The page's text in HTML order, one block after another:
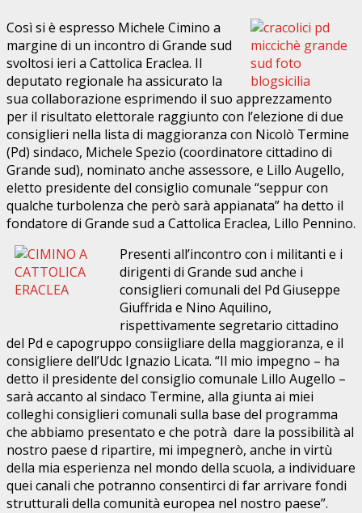
Così si è espresso Michele Cimino a
margine di un incontro di Grande sud
svoltosi ieri a Cattolica Eraclea. Il
deputato regionale ha assicurato la
sua collaborazione esprimendo il suo apprezzamento
per il risultato elettorale raggiunto con l’elezione di due
consiglieri nella lista di maggioranza con Nicolò Termine
(Pd) sindaco, Michele Spezio (coordinatore cittadino di
Grande sud), nominato anche assessore, e Lillo Augello,
eletto presidente del consiglio comunale “seppur con
qualche turbolenza che però sarà appianata” ha detto il
fondatore di Grande sud a Cattolica Eraclea, Lillo Pennino.
Presenti all’incontro con i militanti e i
dirigenti di Grande sud anche i
consiglieri comunali del Pd Giuseppe
Giuffrida e Nino Aquilino,
rispettivamente segretario cittadino
del Pd e capogruppo consiigliare della maggioranza, e il
consigliere dell’Udc Ignazio Licata. “Il mio impegno – ha
detto il presidente del consiglio comunale Lillo Augello –
sarà accanto al sindaco Termine, alla giunta ai miei
colleghi consiglieri comunali sulla base del programma
che abbiamo presentato e che potrà dare la possibilità al
nostro paese d ripartire, mi impegnerò, anche in virtù
della mia esperienza nel mondo della scuola, a individuare
quei canali che potranno consentirci di far arrivare fondi
strutturali della comunità europea nel nostro paese”.